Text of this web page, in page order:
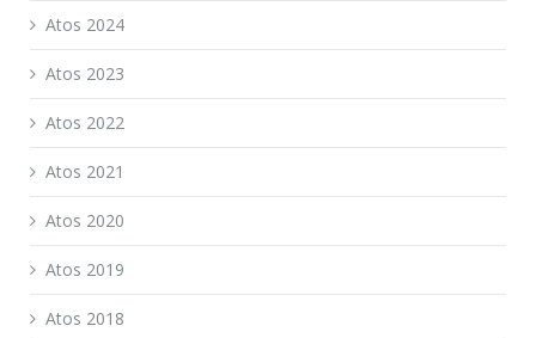
Atos 2024
Atos 2023
Atos 2022
Atos 2021
Atos 2020
Atos 2019
Atos 2018